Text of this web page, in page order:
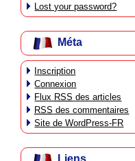
Lost your password?
Méta
Inscription
Connexion
Flux RSS des articles
RSS des commentaires
Site de WordPress-FR